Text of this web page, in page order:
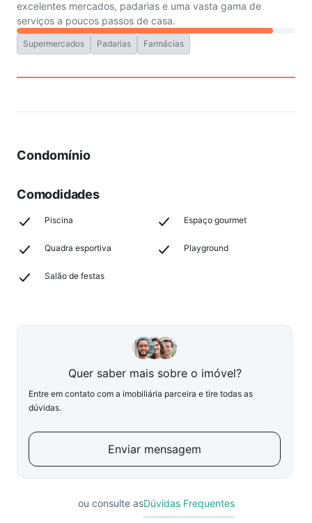
excelentes mercados, padarias e uma vasta gama de
serviços a poucos passos de casa.
Supermercados Padarias Farmácias
Condomínio
Comodidades
Piscina Espaço gourmet
Quadra esportiva Playground
Salão de festas
Quer saber mais sobre o imóvel?
Entre em contato com a imobiliária parceira e tire todas as
dúvidas.
Enviar mensagem
ou consulte asDúvidas Frequentes